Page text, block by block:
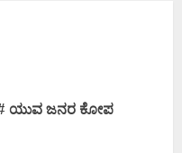
ಯುವ ಜನರ ಕೋಪ